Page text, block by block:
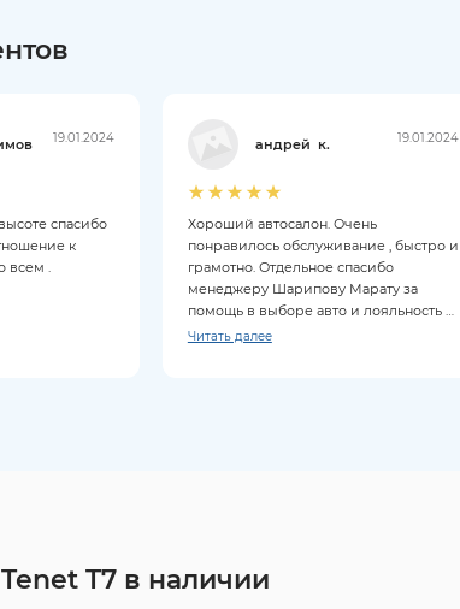
19.01.2024
спасибо
к
всем .
андрей к. 19.01.2024
Хороший автосалон. Очень
понравилось обслуживание , быстро и
грамотно. Отдельное спасибо
менеджеру Шарипову Марату за
помощь в выборе авто и лояльность к
клиентам. Покупкой довольны на все
Читать далее
T7 в наличии